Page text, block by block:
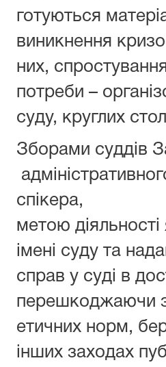
готуються
виникнення
них,
потреби –
суду, круглих
Зборами суддів
метою діяльності
імені суду та
справ у суді в
перешкоджаючи
етичних норм,
інших заходах